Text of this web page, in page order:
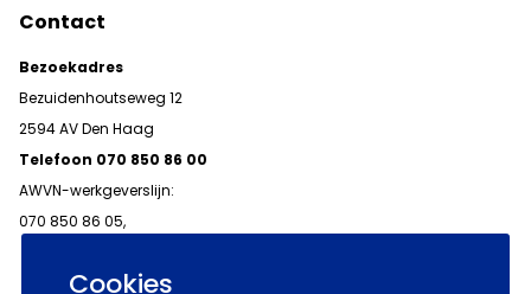
Cookies
Contact
Bezoekadres
Bezuidenhoutseweg 12
2594 AV Den Haag
Telefoon 070 850 86 00
AWVN-werkgeverslijn:
070 850 86 05,